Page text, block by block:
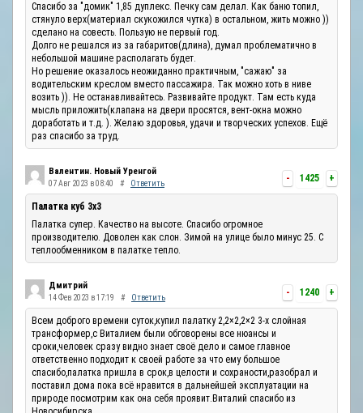
Спасибо за "домик" 1,85 дуплекс. Печку сам делал. Как баню топил,
стянуло верх(материал скукожился чутка) в остальном, жить можно ))
сделано на совесть. Пользую не первый год.
Долго не решался из за габаритов(длина), думал проблематично в
небольшой машине располагать будет.
Но решение оказалось неожиданно практичным, "сажаю" за
водительским креслом вместо пассажира. Так можно хоть в ниве
возить )). Не останавливайтесь. Развивайте продукт. Там есть куда
мысль приложить(клапана на двери просятся, вент-окна можно
доработать и т.д. ). Желаю здоровья, удачи и творческих успехов. Ещё
раз спасибо за труд.
- 1425 +
Валентин. Новый Уренгой
07 Авг 2023 в 08:40 # Ответить
Палатка куб 3х3
Палатка супер. Качество на высоте. Спасибо огромное
производителю. Доволен как слон. Зимой на улице было минус 25. С
теплообменником в палатке тепло.
- 1240 +
Дмитрий
14 Фев 2023 в 17:19 # Ответить
Всем доброго времени суток,купил палатку 2,2×2,2×2 3-х слойная
трансформер,с Виталием были обговорены все нюансы и
сроки,человек сразу видно знает своё дело и самое главное
ответственно подходит к своей работе за что ему большое
спасибо,палатка пришла в срок,в целости и сохраности,разобрал и
поставил дома пока всё нравится в дальнейшей эксплуатации на
природе посмотрим как она себя проявит.Виталий спасибо из